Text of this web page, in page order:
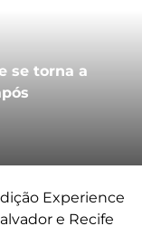
se torna a